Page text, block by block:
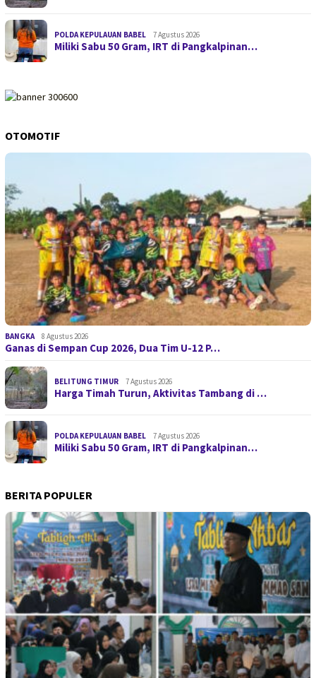
POLDA KEPULAUAN BABEL 7 Agustus 2026
Miliki Sabu 50 Gram, IRT di Pangkalpinan…
OTOMOTIF
BANGKA 8 Agustus 2026
Ganas di Sempan Cup 2026, Dua Tim U-12 P…
BELITUNG TIMUR 7 Agustus 2026
Harga Timah Turun, Aktivitas Tambang di …
POLDA KEPULAUAN BABEL 7 Agustus 2026
Miliki Sabu 50 Gram, IRT di Pangkalpinan…
BERITA POPULER